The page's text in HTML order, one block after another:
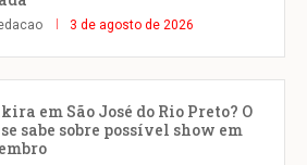
3 de agosto de 2026
em São José do Rio Preto? O
se sabe sobre possível show em